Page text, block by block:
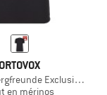
ORTOVOX
Exclusive TS
en mérinos